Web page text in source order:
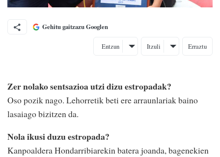
Gehitu gaitzazu Googlen
Entzun Itzuli Erraztu
Zer nolako sentsazioa utzi dizu estropadak?
Oso pozik nago. Lehorretik beti ere arraunlariak baino
lasaiago bizitzen da.
Nola ikusi duzu estropada?
Kanpoaldera Hondarribiarekin batera joanda, bagenekien